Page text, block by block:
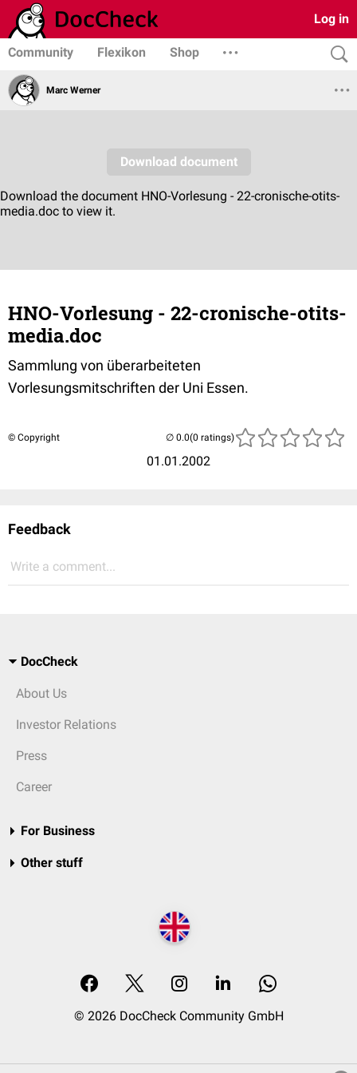
Log in
Community Flexikon Shop
Marc Werner
HNO-Vorlesung - 22-cronische-otits-
media.doc
Sammlung von überarbeiteten
Vorlesungsmitschriften der Uni Essen.
© Copyright
01.01.2002
(0 ratings)
Feedback
Write a comment...
DocCheck
About Us
Investor Relations
Press
Career
For Business
Other stuff
© 2026 DocCheck Community GmbH